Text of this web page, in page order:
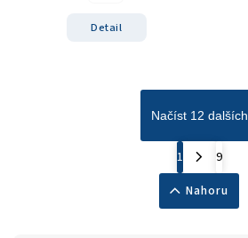
Detail
Načíst 12 dalších
1
9
Nahoru